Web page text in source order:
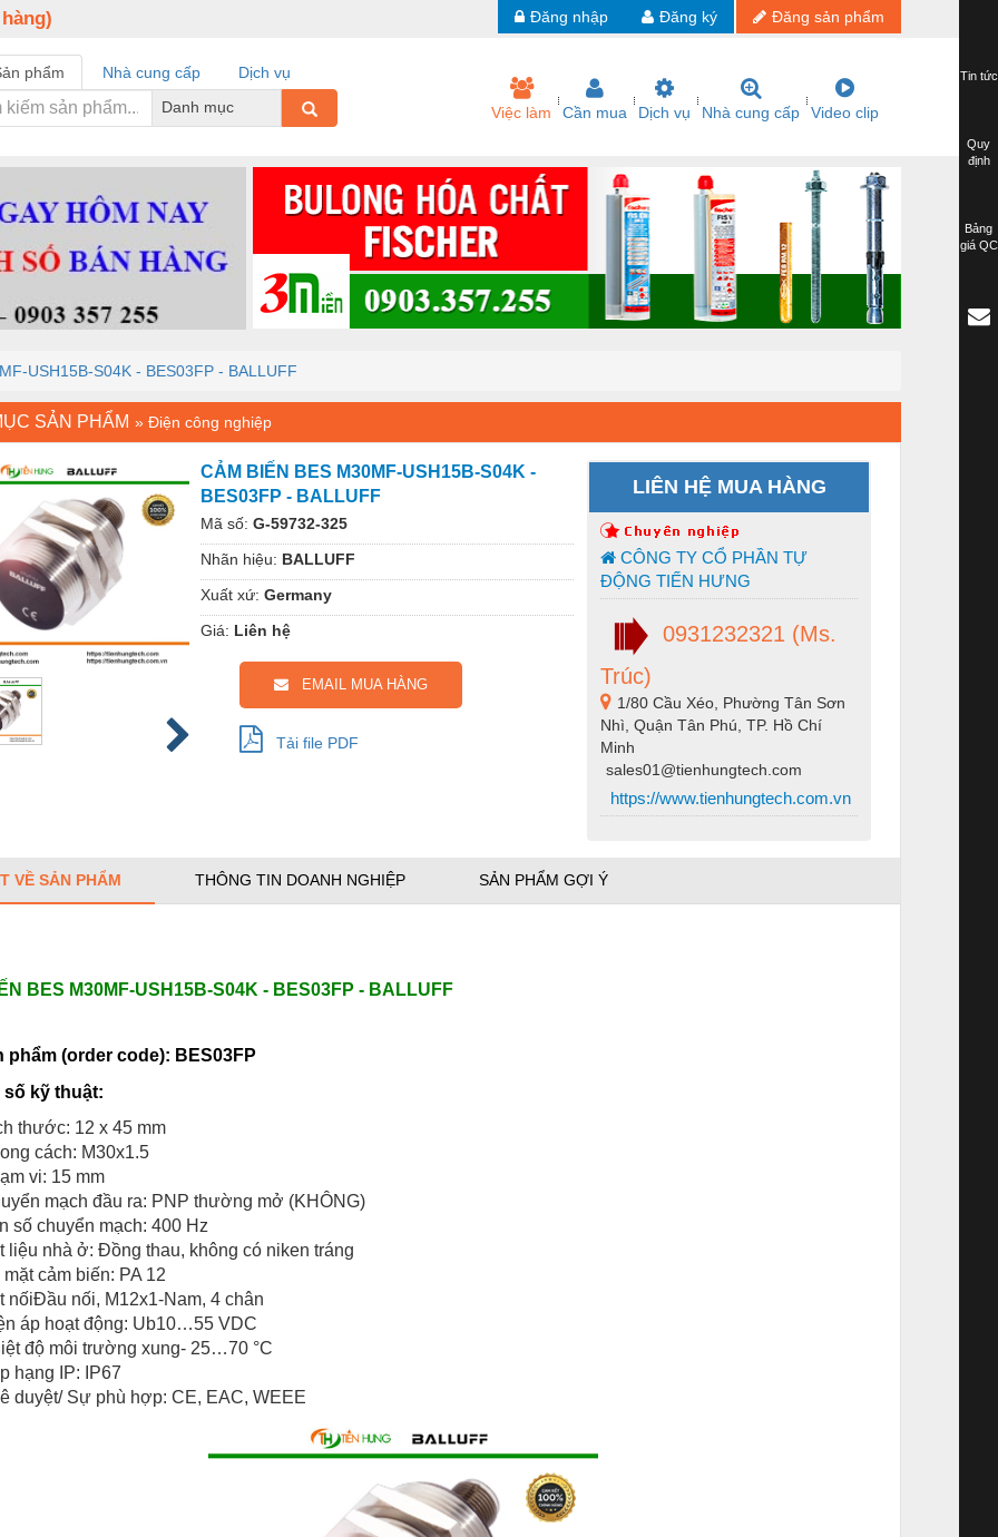
Đăng sản phẩm
Đăng ký
Đăng nhập
phẩm Nhà cung cấp
Dịch vụ
Danh mục
Việc làm Cần mua Dịch vụ Nhà cung cấp Video clip
USH15B-S04K - BES03FP - BALLUFF
SẢN PHẨM » Điện công nghiệp
CẢM BIẾN BES M30MF-USH15B-S04K -
BES03FP - BALLUFF
Mã số: G-59732-325
Nhãn hiệu: BALLUFF
Xuất xứ: Germany
Giá: Liên hệ
EMAIL MUA HÀNG
Tải file PDF
LIÊN HỆ MUA HÀNG
CÔNG TY CỔ PHẦN TỰ
ĐỘNG TIẾN HƯNG
0931232321 (Ms.
Trúc)
1/80 Cầu Xéo, Phường Tân Sơn
Nhì, Quận Tân Phú, TP. Hồ Chí
Minh
sales01@tienhungtech.com
https://www.tienhungtech.com.vn
VỀ SẢN PHẨM THÔNG TIN DOANH NGHIỆP SẢN PHẨM GỢI Ý
BES M30MF-USH15B-S04K - BES03FP - BALLUFF
phẩm (order code): BES03FP
số kỹ thuật:
thước: 12 x 45 mm
cách: M30x1.5
vi: 15 mm
mạch đầu ra: PNP thường mở (KHÔNG)
số chuyển mạch: 400 Hz
liệu nhà ở: Đồng thau, không có niken tráng
mặt cảm biến: PA 12
nốiĐầu nối, M12x1-Nam, 4 chân
áp hoạt động: Ub10…55 VDC
độ môi trường xung- 25…70 °C
hạng IP: IP67
duyệt/ Sự phù hợp: CE, EAC, WEEE
Tin tức
Quy
định
Bảng
giá QC